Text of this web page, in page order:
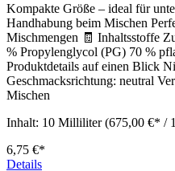
Kompakte Größe – ideal für
Handhabung beim Mischen
Mischmengen 🧾 Inhaltsstoffe
% Propylenglycol (PG) 70 %
Produktdetails auf einen Blick
Geschmacksrichtung: neutral
Mischen
Inhalt: 10 Milliliter(675,00 €* /
6,75 €*
Details